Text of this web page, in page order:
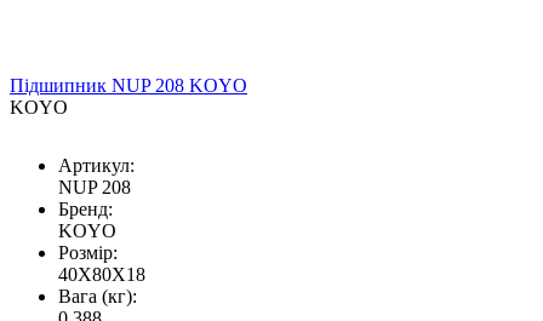
Підшипник NUP 208 KOYO
KOYO
Артикул:
NUP 208
Бренд:
KOYO
Розмір:
40X80X18
Вага (кг):